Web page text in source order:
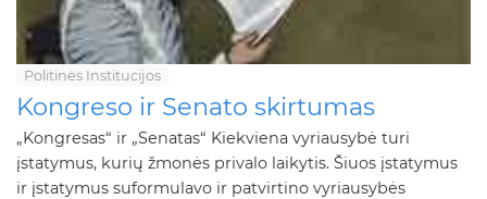
Politinės Institucijos
Kongreso ir Senato skirtumas
„Kongresas“ ir „Senatas“ Kiekviena vyriausybė turi
įstatymus, kurių žmonės privalo laikytis. Šiuos įstatymus
ir įstatymus suformulavo ir patvirtino vyriausybės